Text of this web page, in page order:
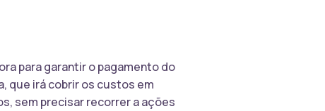
para garantir o pagamento do
que irá cobrir os custos em
sem precisar recorrer a ações